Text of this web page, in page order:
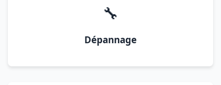
🔧
Dépannage